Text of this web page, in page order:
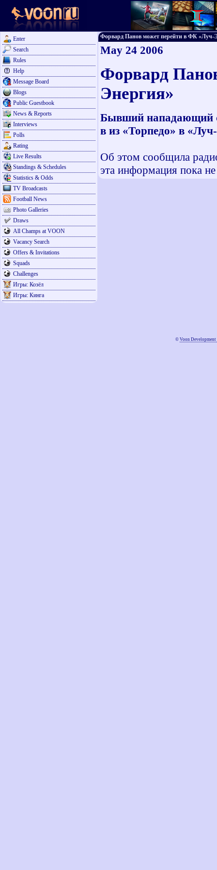
Enter
Search
Rules
Help
Message Board
Blogs
Public Guestbook
News & Reports
Interviews
Polls
Rating
Live Results
Standings & Schedules
Statistics & Odds
TV Broadcasts
Football News
Photo Galleries
Draws
All Champs at VOON
Vacancy Search
Offers & Invitations
Squads
Challenges
Игры: Козёл
Игры: Кинга
Форвард Панов может перейти в ФК «Луч-
May 24 2006
Форвард
Энергия»
Бывший нападающий
в из «Торпедо» в
Об этом сообщила
эта информация пока
© Voon Development